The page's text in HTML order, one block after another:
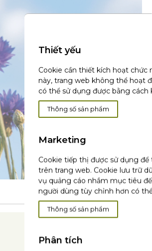
Thiết yếu
Cookie cần thiết kích hoạt
này, trang web không thể hoạt
có thể sử dụng được bằng cách
Thông số sản phẩm
Marketing
Cookie tiếp thị được sử dụng
trên trang web. Cookie lưu trữ
vụ quảng cáo nhắm mục tiêu
người dùng tùy chỉnh hơn có
Thông số sản phẩm
Phân tích